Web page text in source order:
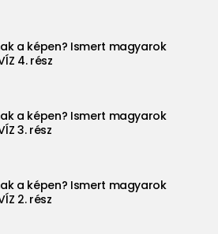
a képen? Ismert magyarok
4. rész
a képen? Ismert magyarok
3. rész
a képen? Ismert magyarok
2. rész